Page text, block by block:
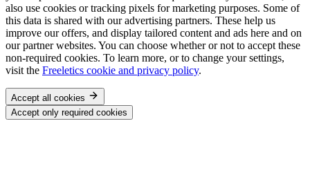
also use cookies or tracking pixels for marketing purposes. Some of
this data is shared with our advertising partners. These help us
improve our offers, and display tailored content and ads here and on
our partner websites. You can choose whether or not to accept these
non-required cookies. To learn more, or to change your settings,
visit the Freeletics cookie and privacy policy.
Accept all cookies
Accept only required cookies